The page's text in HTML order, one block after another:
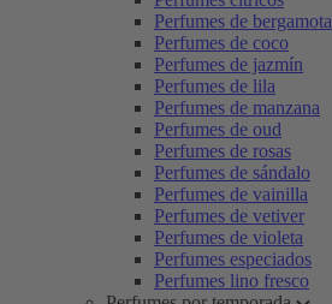
Perfumes de bergamota
Perfumes de coco
Perfumes de jazmín
Perfumes de lila
Perfumes de manzana
Perfumes de oud
Perfumes de rosas
Perfumes de sándalo
Perfumes de vainilla
Perfumes de vetiver
Perfumes de violeta
Perfumes especiados
Perfumes lino fresco